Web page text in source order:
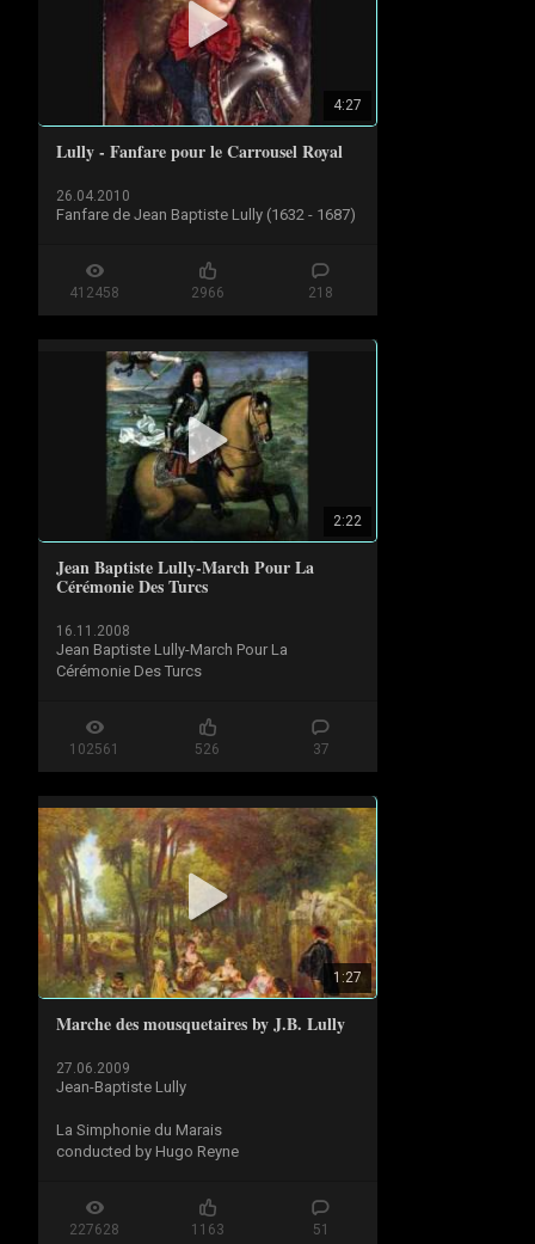
4:27
Lully - Fanfare pour le Carrousel Royal
26.04.2010
Fanfare de Jean Baptiste Lully (1632 - 1687)
412458 2966 218
2:22
Jean Baptiste Lully-March Pour La
Cérémonie Des Turcs
16.11.2008
Jean Baptiste Lully-March Pour La
Cérémonie Des Turcs
102561 526 37
1:27
Marche des mousquetaires by J.B. Lully
27.06.2009
Jean-Baptiste Lully
La Simphonie du Marais
conducted by Hugo Reyne
227628 1163 51